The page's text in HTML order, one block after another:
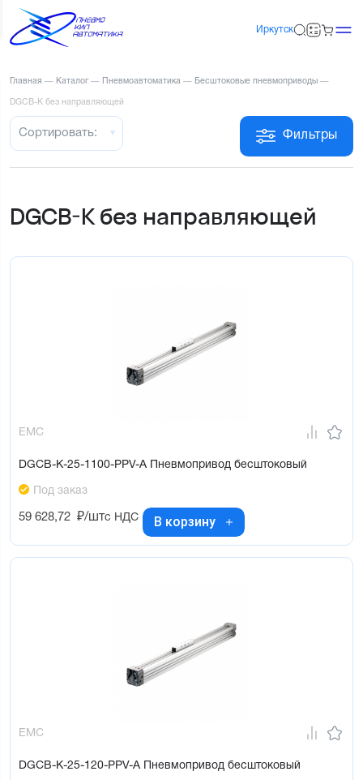
Иркутск
Главная — Каталог — Пневмоавтоматика — Бесштоковые пневмоприводы —
DGCB-K без направляющей
Фильтры
Сортировать:
DGCB-K без направляющей
EMC
DGCB-K-25-1100-PPV-A Пневмопривод бесштоковый
Под заказ
59 628,72 ₽/штс НДС В корзину
EMC
DGCB-K-25-120-PPV-A Пневмопривод бесштоковый